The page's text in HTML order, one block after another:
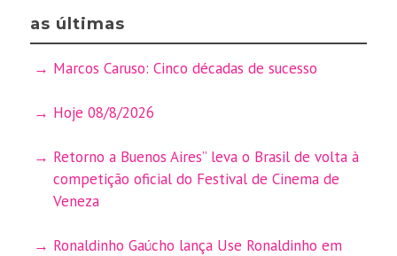
as últimas
Marcos Caruso: Cinco décadas de sucesso
Hoje 08/8/2026
Retorno a Buenos Aires” leva o Brasil de volta à
competição oficial do Festival de Cinema de
Veneza
Ronaldinho Gaúcho lança Use Ronaldinho em